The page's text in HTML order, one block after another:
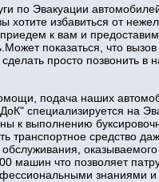
по Эвакуации
хотите избавиться от
к вам и
показаться, что
сделать просто
подача наших
специализируется на
к выполнению
транспортное средство
машин что позволяет
знаниями и